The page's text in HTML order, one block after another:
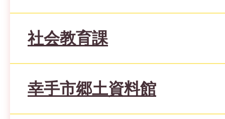
社会教育課
幸手市郷土資料館